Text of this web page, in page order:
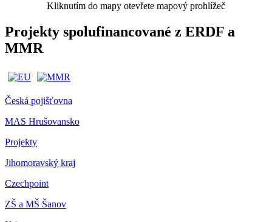
Kliknutím do mapy otevřete mapový prohlížeč
Projekty spolufinancované z ERDF a
MMR
Česká pojišťovna
MAS Hrušovansko
Projekty
Jihomoravský kraj
Czechpoint
ZŠ a MŠ Šanov